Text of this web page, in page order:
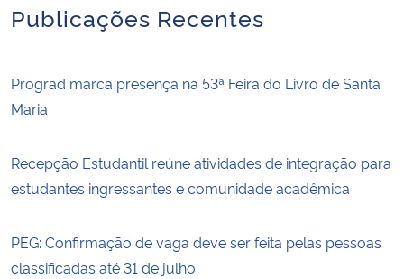
Publicações Recentes
Prograd marca presença na 53ª Feira do Livro de Santa
Maria
Recepção Estudantil reúne atividades de integração para
estudantes ingressantes e comunidade acadêmica
PEG: Confirmação de vaga deve ser feita pelas pessoas
classificadas até 31 de julho